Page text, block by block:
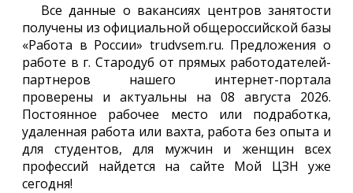
Все данные о вакансиях центров занятости
получены из официальной общероссийской базы
«Работа в России» trudvsem.ru. Предложения о
работе в г. Стародуб от прямых работодателей-
партнеров нашего интернет-портала
проверены и актуальны на 08 августа 2026.
Постоянное рабочее место или подработка,
удаленная работа или вахта, работа без опыта и
для студентов, для мужчин и женщин всех
профессий найдется на сайте Мой ЦЗН уже
сегодня!